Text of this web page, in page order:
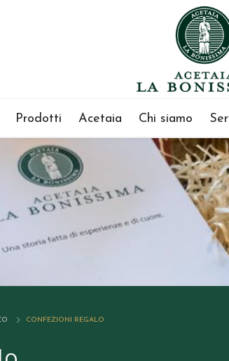
Prodotti Acetaia Chi siamo
CONFEZIONI REGALO